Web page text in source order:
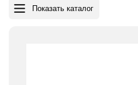
Показать каталог